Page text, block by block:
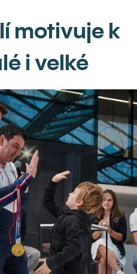
motivuje k
i velké